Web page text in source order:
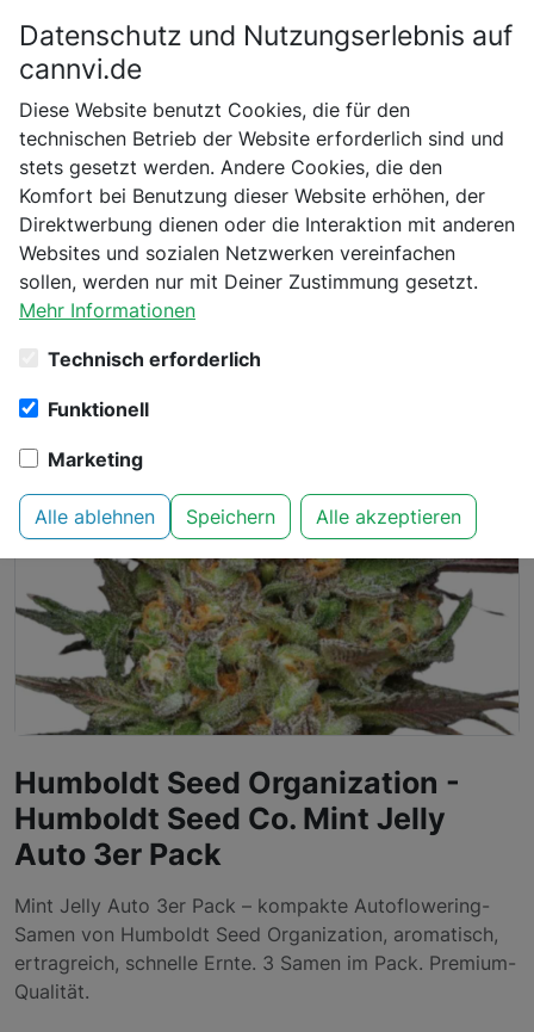
Startseite Humboldt Seed Organization
Autoflowering
Humboldt Seed Co. Mint Jelly Auto 3er Pack
Humboldt Seed Organization -
Humboldt Seed Co. Mint Jelly
Auto 3er Pack
Mint Jelly Auto 3er Pack – kompakte Autoflowering-
Samen von Humboldt Seed Organization, aromatisch,
ertragreich, schnelle Ernte. 3 Samen im Pack. Premium-
Qualität.
Bitte bestätige dein Alter
Bist du schon 18 Jahre alt?
Nein Ja
Datenschutz und Nutzungserlebnis auf
cannvi.de
Diese Website benutzt Cookies, die für den
technischen Betrieb der Website erforderlich sind und
stets gesetzt werden. Andere Cookies, die den
Komfort bei Benutzung dieser Website erhöhen, der
Direktwerbung dienen oder die Interaktion mit anderen
Websites und sozialen Netzwerken vereinfachen
sollen, werden nur mit Deiner Zustimmung gesetzt.
Mehr Informationen
Technisch erforderlich
Funktionell
Marketing
Alle ablehnen Speichern Alle akzeptieren